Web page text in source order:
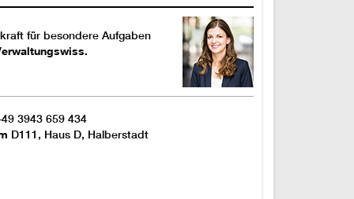
für besondere Aufgaben
3943 659 434
D111, Haus D, Halberstadt